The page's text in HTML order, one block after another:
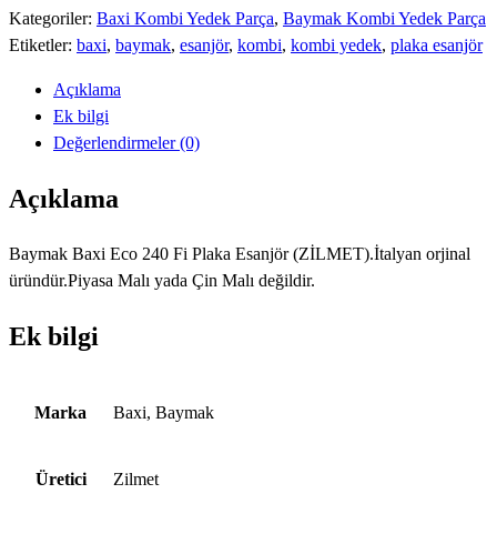
Kategoriler: Baxi Kombi Yedek Parça, Baymak Kombi Yedek Parça
Etiketler: baxi, baymak, esanjör, kombi, kombi yedek, plaka esanjör
Açıklama
Ek bilgi
Değerlendirmeler (0)
Açıklama
Baymak Baxi Eco 240 Fi Plaka Esanjör (ZİLMET).İtalyan orjinal
üründür.Piyasa Malı yada Çin Malı değildir.
Ek bilgi
Marka Baxi, Baymak
Üretici Zilmet